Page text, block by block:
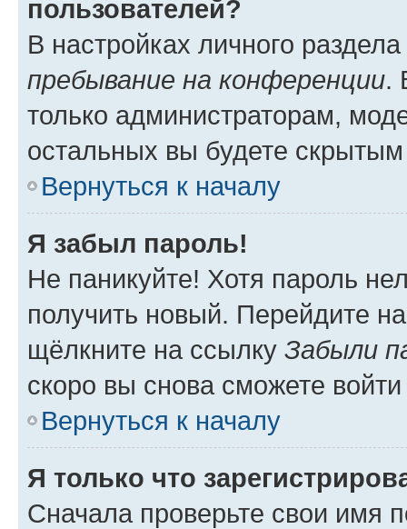
пользователей?
В настройках личного
пребывание на конференции.
только администраторам,
остальных вы будете
Вернуться к началу
Я забыл пароль!
Не паникуйте! Хотя пароль
получить новый. Перейдите
щёлкните на ссылку Забыли
скоро вы снова сможете
Вернуться к началу
Я только что
Сначала проверьте свои имя